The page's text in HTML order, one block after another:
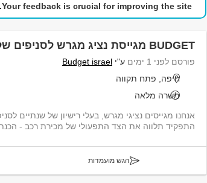
Your feedback is crucial for improving the site.
BUDGET מגייסת נציג מגרש לסניפים שלנו בפריסה ארצית
פורסם לפני 1 ימים ע"י Budget israel
חיפה, פתח תקווה
משרה מלאה
אנחנו מגייסים נציגי מגרש, בעלי רישיון של שנתיים
התפקיד תלווה את הצד התפעולי של מכירת רכב - הכנת
הגש מועמדות